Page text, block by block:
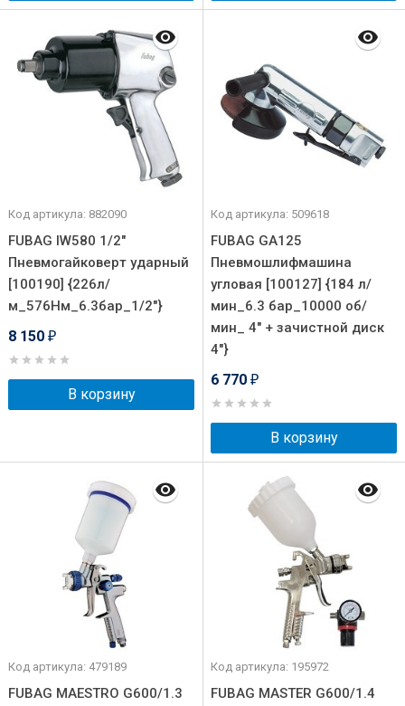
Код артикула: 882090
FUBAG IW580 1/2"
Пневмогайковерт ударный
[100190] {226л/
м_576Нм_6.3бар_1/2"}
8 150 ₽
В корзину
Код артикула: 509618
FUBAG GA125
Пневмошлифмашина
угловая [100127] {184 л/
мин_6.3 бар_10000 об/
мин_ 4" + зачистной диск
4"}
6 770 ₽
В корзину
Код артикула: 479189
FUBAG MAESTRO G600/1.3
Код артикула: 195972
FUBAG MASTER G600/1.4